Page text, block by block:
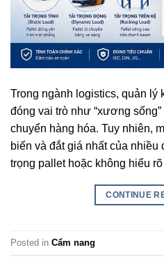
Trong ngành logistics, quản lý
đóng vai trò như “xương
chuyển hàng hóa. Tuy nhiên,
biến và đắt giá nhất của
trọng pallet hoặc không hiểu
CONTINUE
Posted in Cẩm nang